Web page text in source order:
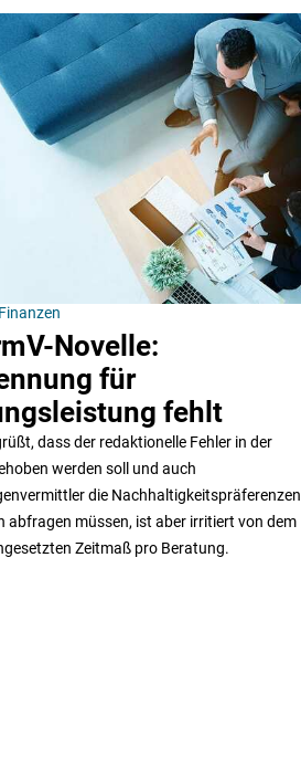
Finanzen
Novelle:
für
fehlt
dass der redaktionelle Fehler in der
werden soll und auch
die Nachhaltigkeitspräferenzen
abfragen müssen, ist aber irritiert von dem
Zeitmaß pro Beratung.